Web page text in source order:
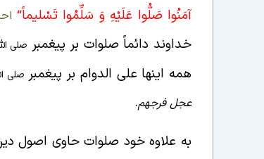
آمَنُوا صَلُّوا عَلَيْهِ وَ سَلِّمُوا تَسْليماً“
خداوند دائماً صلوات بر پیغمبر صلی
همه اینها علی الدوام بر پیغمبر صلی
عجل فرجهم.
به علاوه خود صلوات حاوی اصول